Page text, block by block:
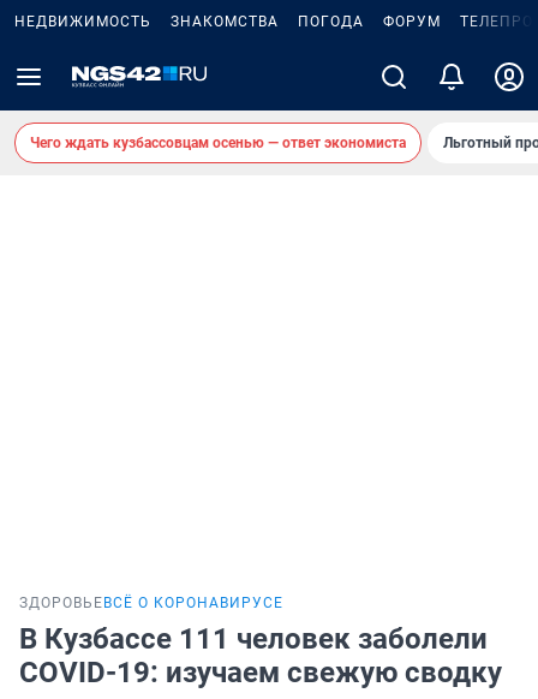
НЕДВИЖИМОСТЬ ЗНАКОМСТВА ПОГОДА ФОРУМ
Чего ждать кузбассовцам осенью — ответ экономиста Льготный
ЗДОРОВЬЕ ВСЁ О КОРОНАВИРУСЕ
В Кузбассе 111 человек заболели
COVID-19: изучаем свежую сводку